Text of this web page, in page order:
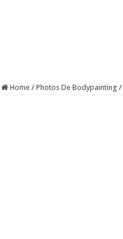
Home / Photos De Bodypainting /